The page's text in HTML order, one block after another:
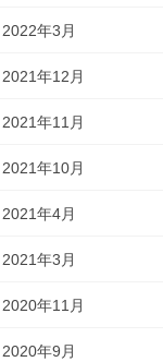
2022年3月
2021年12月
2021年11月
2021年10月
2021年4月
2021年3月
2020年11月
2020年9月